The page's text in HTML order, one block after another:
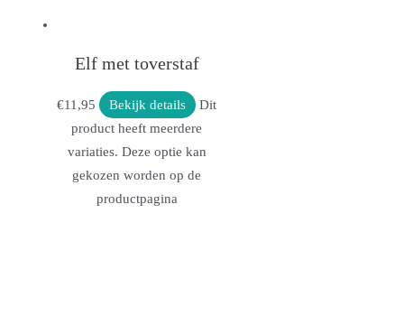
Elf met toverstaf
€11,95 Bekijk details
Dit
product heeft meerdere
variaties. Deze optie kan
gekozen worden op de
productpagina